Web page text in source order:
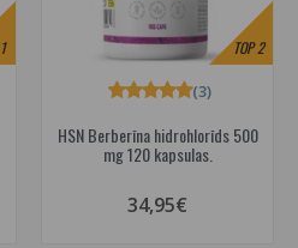
1 TOP2
HSN Berberīna hidrohlorīds 500
mg 120 kapsulas.
(3)
34,95€